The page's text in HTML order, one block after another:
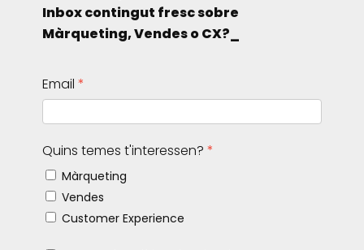
Inbox contingut fresc sobre
Màrqueting, Vendes o CX?_
Email
Quins temes t'interessen?
Màrqueting
Vendes
Customer Experience